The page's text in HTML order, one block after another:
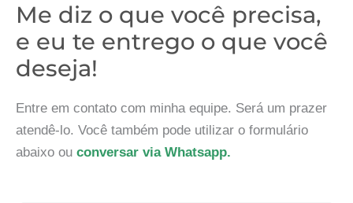
Me diz o que você precisa,
e eu te entrego o que você
deseja!
Entre em contato com minha equipe. Será um prazer
atendê-lo. Você também pode utilizar o formulário
abaixo ou conversar via Whatsapp.